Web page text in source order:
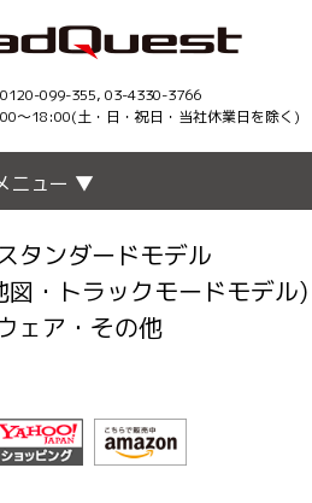
099-355, 03-4330-3766
〜18:00(土・日・祝日・当社休業日を除く)
ニュー ▼
タンダードモデル
・トラックモードモデル)
ェア・その他